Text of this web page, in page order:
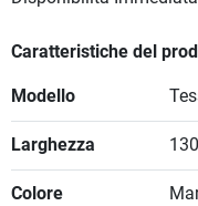
Caratteristiche del
Modello
Larghezza 130
Colore